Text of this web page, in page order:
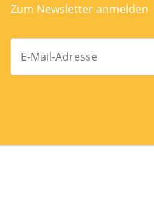
Zum Newsletter anmelden